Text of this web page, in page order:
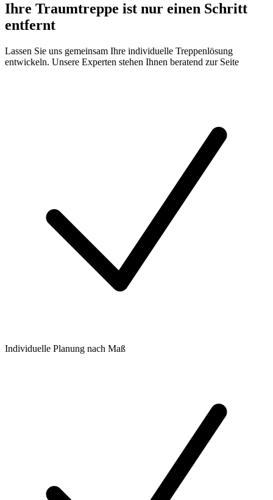
Ihre Traumtreppe ist nur einen Schritt
entfernt
Lassen Sie uns gemeinsam Ihre individuelle Treppenlösung
entwickeln. Unsere Experten stehen Ihnen beratend zur Seite
Individuelle Planung nach Maß